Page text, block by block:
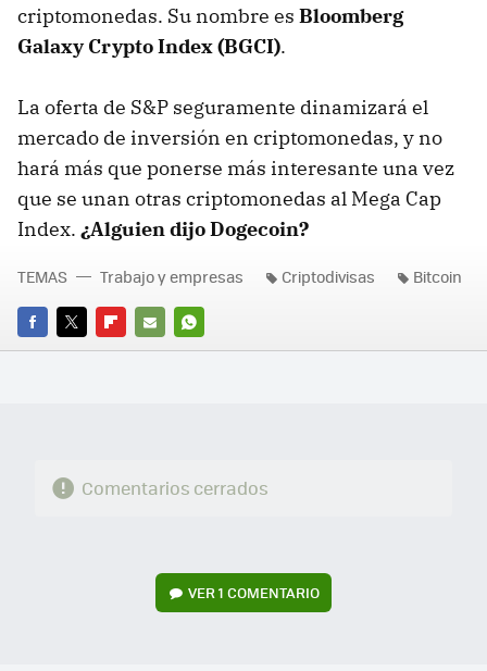
criptomonedas. Su nombre es Bloomberg
Galaxy Crypto Index (BGCI).
La oferta de S&P seguramente dinamizará el
mercado de inversión en criptomonedas, y no
hará más que ponerse más interesante una vez
que se unan otras criptomonedas al Mega Cap
Index. ¿Alguien dijo Dogecoin?
FACEBOOK
TWITTERFLIPBOARD
E-
WHATSAPP
TEMAS Trabajo y empresas Criptodivisas Bitcoin
Comentarios cerrados
VER1 COMENTARIO